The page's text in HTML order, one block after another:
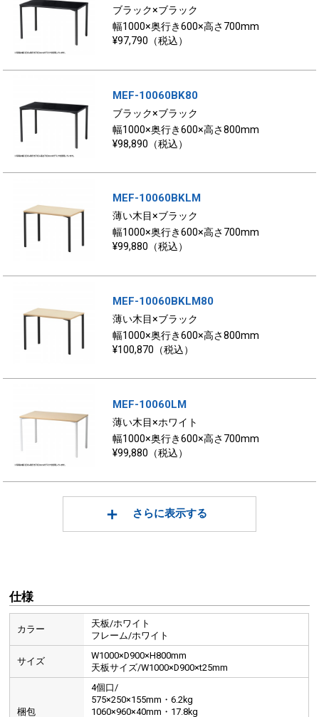
ブラック×ブラック
幅1000×奥行き600×高さ700mm
¥97,790（税込）
MEF-10060BK80
ブラック×ブラック
幅1000×奥行き600×高さ800mm
¥98,890（税込）
MEF-10060BKLM
薄い木目×ブラック
幅1000×奥行き600×高さ700mm
¥99,880（税込）
MEF-10060BKLM80
薄い木目×ブラック
幅1000×奥行き600×高さ800mm
¥100,870（税込）
MEF-10060LM
薄い木目×ホワイト
幅1000×奥行き600×高さ700mm
¥99,880（税込）
さらに表示する
仕様
カラー
天板/ホワイト
フレーム/ホワイト
サイズ
W1000×D900×H800mm
天板サイズ/W1000×D900×t25mm
梱包
4個口/
575×250×155mm・6.2kg
1060×960×40mm・17.8kg